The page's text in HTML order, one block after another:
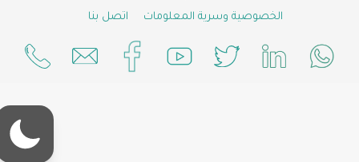
الخصوصية وسرية المعلومات
اتصل بنا